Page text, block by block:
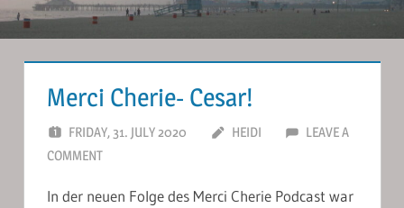
Merci Cherie- Cesar!
FRIDAY, 31. JULY 2020 HEIDI
LEAVE A
COMMENT
In der neuen Folge des Merci Cherie Podcast war